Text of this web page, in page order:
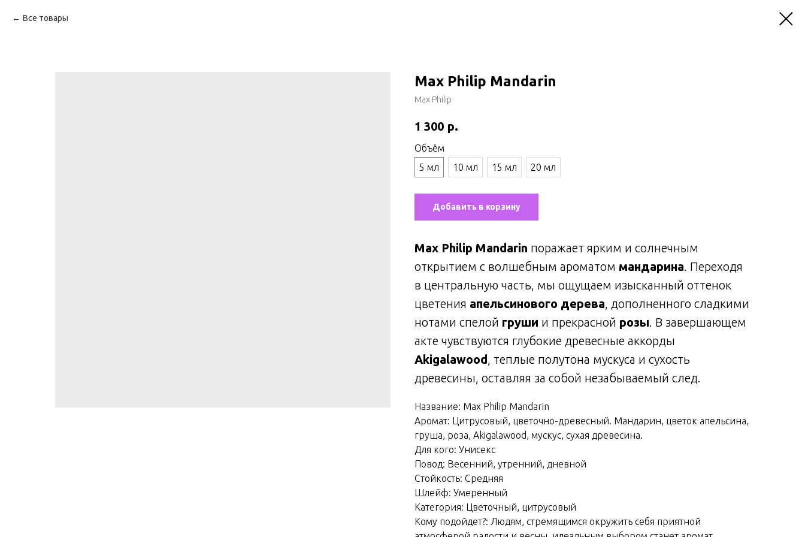
Все товары
Max Philip Mandarin
Max Philip
1 300 р.
Объём
5 мл
10 мл 15 мл 20 мл
Добавить в корзину
Max Philip Mandarin поражает ярким и солнечным
открытием с волшебным ароматом мандарина. Переходя
в центральную часть, мы ощущаем изысканный оттенок
цветения апельсинового дерева, дополненного сладкими
нотами спелой груши и прекрасной розы. В завершающем
акте чувствуются глубокие древесные аккорды
Akigalawood, теплые полутона мускуса и сухость
древесины, оставляя за собой незабываемый след.
Название: Max Philip Mandarin
Аромат: Цитрусовый, цветочно-древесный. Мандарин, цветок апельсина,
груша, роза, Akigalawood, мускус, сухая древесина.
Для кого: Унисекс
Повод: Весенний, утренний, дневной
Стойкость: Средняя
Шлейф: Умеренный
Категория: Цветочный, цитрусовый
Кому подойдет?: Людям, стремящимся окружить себя приятной